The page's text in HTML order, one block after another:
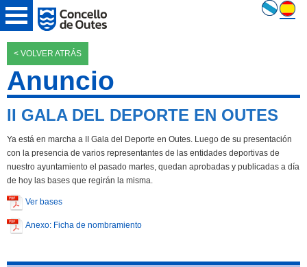
< VOLVER ATRÁS
Anuncio
II GALA DEL DEPORTE EN OUTES
Ya está en marcha a II Gala del Deporte en Outes. Luego de su presentación
con la presencia de varios representantes de las entidades deportivas de
nuestro ayuntamiento el pasado martes, quedan aprobadas y publicadas a día
de hoy las bases que regirán la misma.
Ver bases
Anexo: Ficha de nombramiento